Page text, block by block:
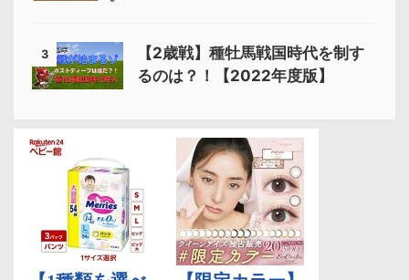
3
【2歳戦】種牡馬戦国時代を制す
るのは？！【2022年度版】